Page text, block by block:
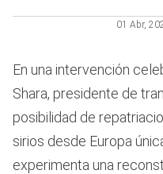
01 Abr,
En una intervención
Shara, presidente de
posibilidad de
sirios desde Europa
experimenta una